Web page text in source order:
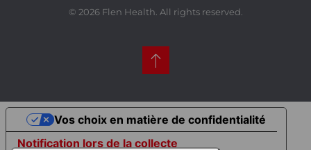
© 2026Flen Health. All rights reserved.
Notification lors de la collecte
Vos choix en matière de confidentialité